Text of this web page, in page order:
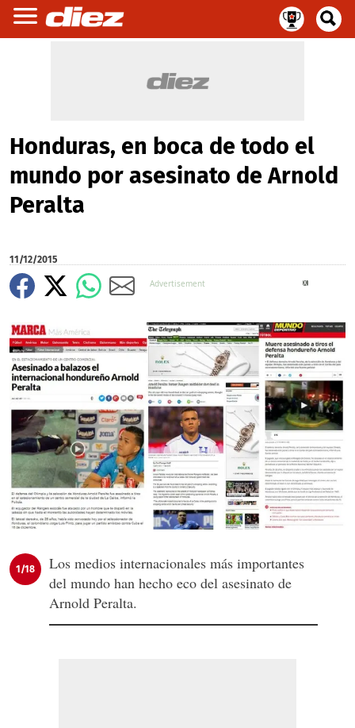
Honduras, en boca de todo el
mundo por asesinato de Arnold
Peralta
11/12/2015
1/18
Los medios internacionales más importantes
del mundo han hecho eco del asesinato de
Arnold Peralta.
X